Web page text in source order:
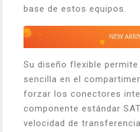
base de estos equipos.
Su diseño flexible
sencilla en el
forzar los conectores
componente estándar
velocidad de